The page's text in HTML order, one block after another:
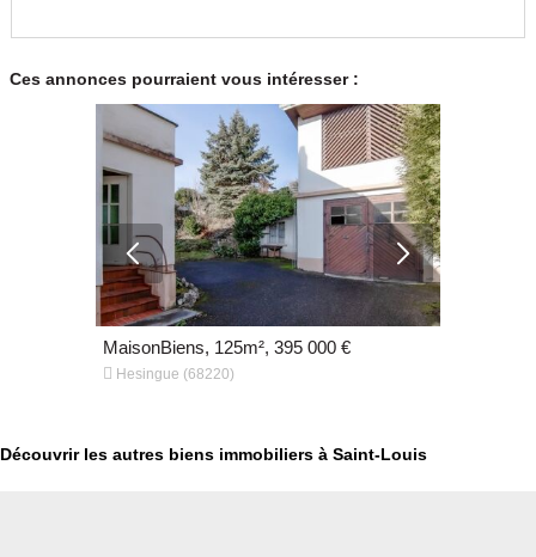
Ces annonces pourraient vous intéresser :
MaisonBiens, 125m², 395 000 €
 Hesingue (68220)
Découvrir les autres biens immobiliers à Saint-Louis